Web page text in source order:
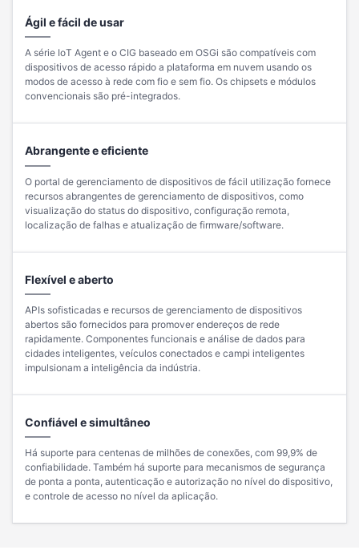
Ágil e fácil de usar
A série IoT Agent e o CIG baseado em OSGi são compatíveis com
dispositivos de acesso rápido a plataforma em nuvem usando os
modos de acesso à rede com fio e sem fio. Os chipsets e módulos
convencionais são pré-integrados.
Abrangente e eficiente
O portal de gerenciamento de dispositivos de fácil utilização fornece
recursos abrangentes de gerenciamento de dispositivos, como
visualização do status do dispositivo, configuração remota,
localização de falhas e atualização de firmware/software.
Flexível e aberto
APIs sofisticadas e recursos de gerenciamento de dispositivos
abertos são fornecidos para promover endereços de rede
rapidamente. Componentes funcionais e análise de dados para
cidades inteligentes, veículos conectados e campi inteligentes
impulsionam a inteligência da indústria.
Confiável e simultâneo
Há suporte para centenas de milhões de conexões, com 99,9% de
confiabilidade. Também há suporte para mecanismos de segurança
de ponta a ponta, autenticação e autorização no nível do dispositivo,
e controle de acesso no nível da aplicação.